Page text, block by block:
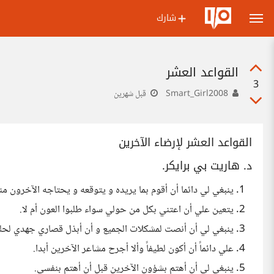
شارك
3
القواعد العشر
قبل شهرين
القواعد العشر لإرضاء الآخرين
د. هاريت بي برايكر.
ينبغي لي دائما أن أقوم بما يريده و يتوقعه و يحتاجه الآخرون
يتعين علي أن اعتني بكل من حولي سواء طلبوا العون أم لا.
ينبغي لي أن أنصت لمشكلات الجميع و أن أبذل قصاري جهدي
علي دائماً أن أكون لطيفاً وألا أجرح مشاعر الآخرين أبدا.
ينبغي لي أن أهتم بشؤون الآخرين قبل أن أهتم بنفسي.